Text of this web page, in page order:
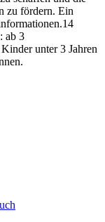
zu fördern. Ein
ab 3
unter 3 Jahren